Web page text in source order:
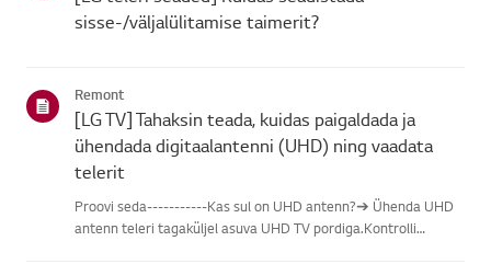
sisse-/väljalülitamise taimerit?
Remont
[LG TV] Tahaksin teada, kuidas paigaldada ja
ühendada digitaalantenni (UHD) ning vaadata
telerit
Proovi seda-----------Kas sul on UHD antenn?➔ Ühenda UHD
antenn teleri tagaküljel asuva UHD TV pordiga.Kontrolli